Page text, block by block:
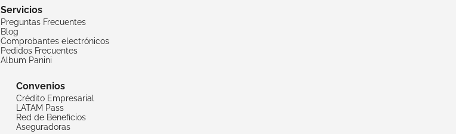
Servicios
Preguntas Frecuentes
Blog
Comprobantes electrónicos
Pedidos Frecuentes
Album Panini
Convenios
Crédito Empresarial
LATAM Pass
Red de Beneficios
Aseguradoras